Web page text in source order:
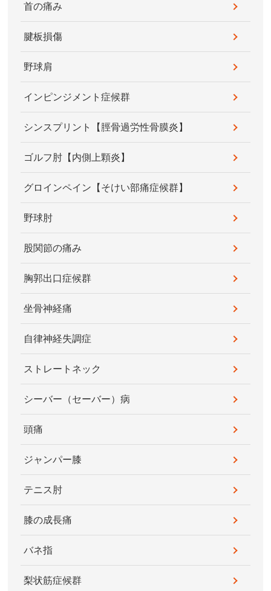
首の痛み
腱板損傷
野球肩
インピンジメント症候群
シンスプリント【脛骨過労性骨膜炎】
ゴルフ肘【内側上顆炎】
グロインペイン【そけい部痛症候群】
野球肘
股関節の痛み
胸郭出口症候群
坐骨神経痛
自律神経失調症
ストレートネック
シーバー（セーバー）病
頭痛
ジャンパー膝
テニス肘
膝の成長痛
バネ指
梨状筋症候群